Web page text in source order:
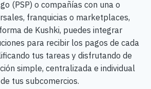
(PSP) o compañías con una o
franquicias o marketplaces,
de Kushki, puedes integrar
para recibir los pagos de cada
tus tareas y disfrutando de
simple, centralizada e individual
tus subcomercios.